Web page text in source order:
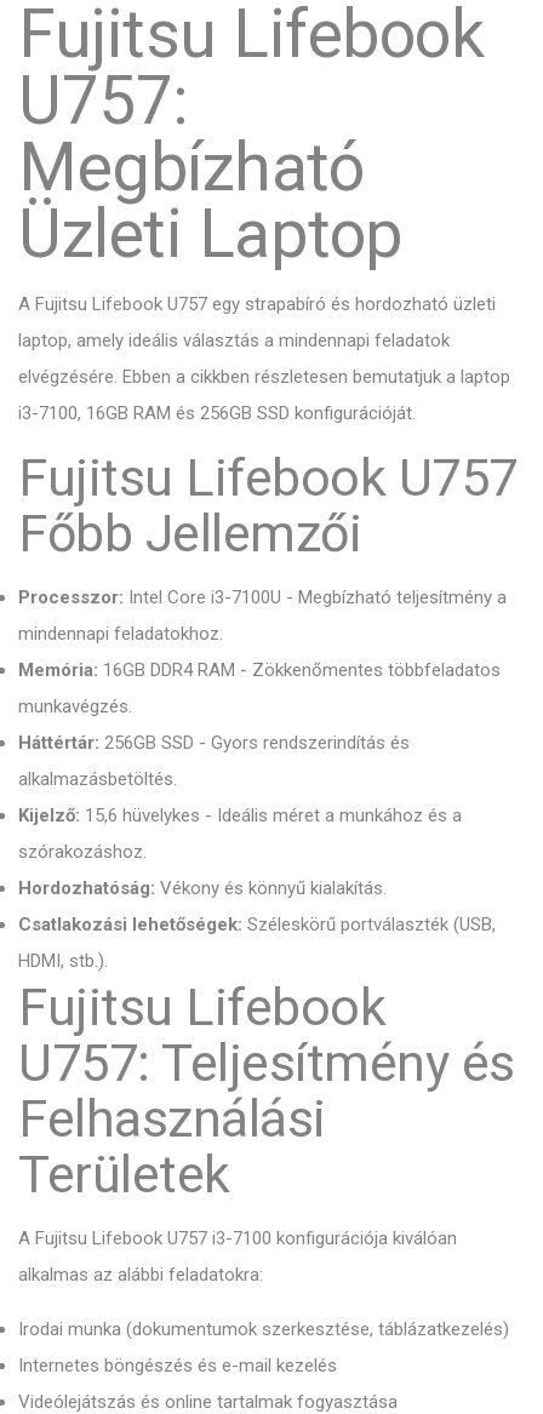
Fujitsu Lifebook
U757:
Megbízható
Üzleti Laptop
A Fujitsu Lifebook U757 egy strapabíró és hordozható üzleti
laptop, amely ideális választás a mindennapi feladatok
elvégzésére. Ebben a cikkben részletesen bemutatjuk a laptop
i3-7100, 16GB RAM és 256GB SSD konfigurációját.
Fujitsu Lifebook U757
Főbb Jellemzői
Processzor: Intel Core i3-7100U - Megbízható teljesítmény a
mindennapi feladatokhoz.
Memória: 16GB DDR4 RAM - Zökkenőmentes többfeladatos
munkavégzés.
Háttértár: 256GB SSD - Gyors rendszerindítás és
alkalmazásbetöltés.
Kijelző: 15,6 hüvelykes - Ideális méret a munkához és a
szórakozáshoz.
Hordozhatóság: Vékony és könnyű kialakítás.
Csatlakozási lehetőségek: Széleskörű portválaszték (USB,
HDMI, stb.).
Fujitsu Lifebook
U757: Teljesítmény és
Felhasználási
Területek
A Fujitsu Lifebook U757 i3-7100 konfigurációja kiválóan
alkalmas az alábbi feladatokra:
Irodai munka (dokumentumok szerkesztése, táblázatkezelés)
Internetes böngészés és e-mail kezelés
Videólejátszás és online tartalmak fogyasztása